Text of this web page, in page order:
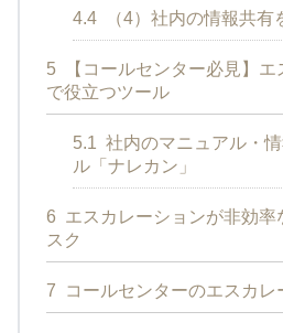
4.4 （4）社内の情報共有
5
【コールセンター必見】
で役立つツール
5.1 社内のマニュアル・
ル「ナレカン」
6 エスカレーションが非効率
スク
7 コールセンターのエスカ